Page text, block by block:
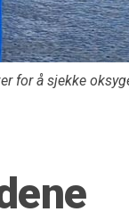
for å sjekke